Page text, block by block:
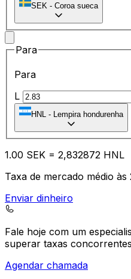
SEK - Coroa sueca
Para
Para
L
HNL - Lempira hondurenha
1.00 SEK = 2,832872 HNL
Taxa de mercado médio às
Enviar dinheiro
Fale hoje com um
superar taxas
Agendar chamada